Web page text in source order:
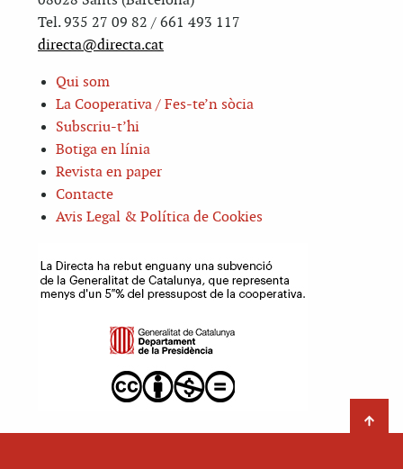
Tel. 935 27 09 82 / 661 493 117
directa@directa.cat
Qui som
La Cooperativa / Fes-te’n sòcia
Subscriu-t’hi
Botiga en línia
Revista en paper
Contacte
Avis Legal & Política de Cookies